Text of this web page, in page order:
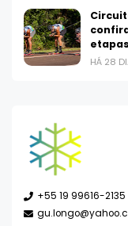
etapas
HÁ 28
+55 19 99616-2135